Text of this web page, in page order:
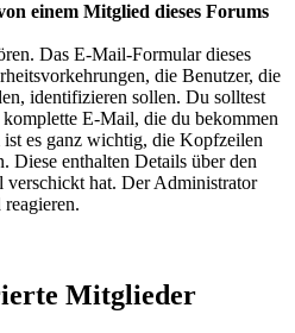
einem Mitglied dieses Forums
Das E-Mail-Formular dieses
die Benutzer, die
identifizieren sollen. Du solltest
E-Mail, die du bekommen
es ganz wichtig, die Kopfzeilen
Diese enthalten Details über den
verschickt hat. Der Administrator
Mitglieder